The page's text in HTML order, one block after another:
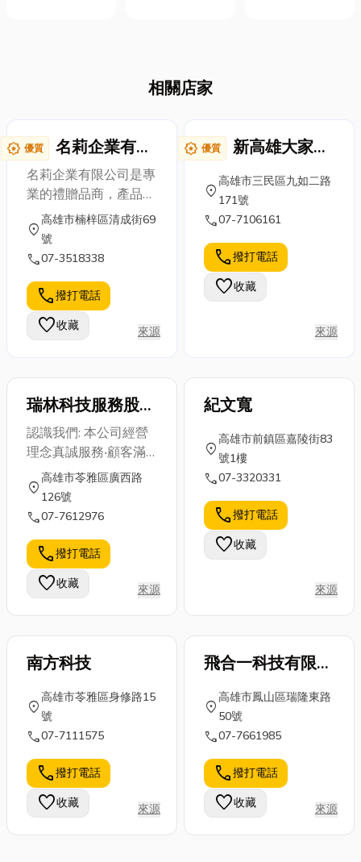
溫床！這些看
似不起眼的生
物，不僅令人
作嘔，更是許
多細菌、病毒
的帶原者，可
能污染食物、
傳播疾病，甚
至引發過敏反
應，嚴重影響
居...
要來分享高雄
燈怎麼選、客
廳主燈風水擺
放，到常見的
客廳吸頂燈優
缺點分析，通
通為您解惑！
想了解更多高
雄燈具安裝的
細節，就讓小
竟...
全嗎？」那其
業的中古輪胎
實可以用更省
的費用享受到
8、9成新的進
口名牌胎。今
天小編就來分
相關店家
award_star 優質
名莉企業有限
公司
名莉企業有限公司是專
業的禮贈品商，產品齊
全，如：獎盃、獎牌、
電子電器製品、不鏽鋼
製品、文具用品、日用
貨用品、紡織製品、陶
瓷玻璃製品等等；我們
主要提供專業禮品（各
（如市調贈品、促銷贈
品、各節慶贈品等
等）、紀念品（股東會
會員大會紀念品等等）
的提案建議及提供客製
化商品設計服務。歡迎
來電洽詢，我們會提供
最具競爭力的優惠價格
及最熱忱的心來為您服
務。
location_on
高雄市楠梓區清成街69
號
call07-3518338
call撥打電話
favorite收藏 來源
award_star 優質
新高雄大家電
維修
location_on
高雄市三民區九如二路
171號
call07-7106161
call撥打電話
favorite收藏
來源
瑞林科技服務股份
有限公司
認識我們: 本公司經營
理念真誠服務‧顧客滿
意，我們以以專業、速
度、熱誠來提高服務品
質，使顧客滿意達到再
業、速度、熱誠來提高
服務品質，使顧客滿意
達到再次購買之目的。
location_on
高雄市苓雅區廣西路
126號
call07-7612976
call撥打電話
favorite收藏 來源
紀文寬
location_on
高雄市前鎮區嘉陵街83
號1樓
call07-3320331
call撥打電話
favorite收藏
來源
南方科技
location_on
高雄市苓雅區身修路15
號
call07-7111575
call撥打電話
favorite收藏 來源
飛合一科技有限公
location_on
高雄市鳳山區瑞隆東路
50號
call07-7661985
call撥打電話
favorite收藏 來源